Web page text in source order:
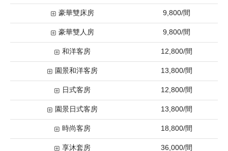
豪華雙床房 9,800/間
豪華雙人房 9,800/間
和洋客房 12,800/間
園景和洋客房 13,800/間
日式客房 12,800/間
園景日式客房 13,800/間
時尚客房 18,800/間
享沐套房 36,000/間